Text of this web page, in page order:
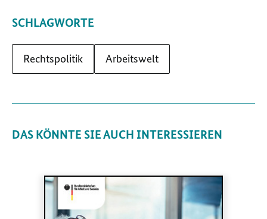
SCHLAGWORTE
Rechtspolitik Arbeitswelt
DAS KÖNNTE SIE AUCH INTERESSIEREN